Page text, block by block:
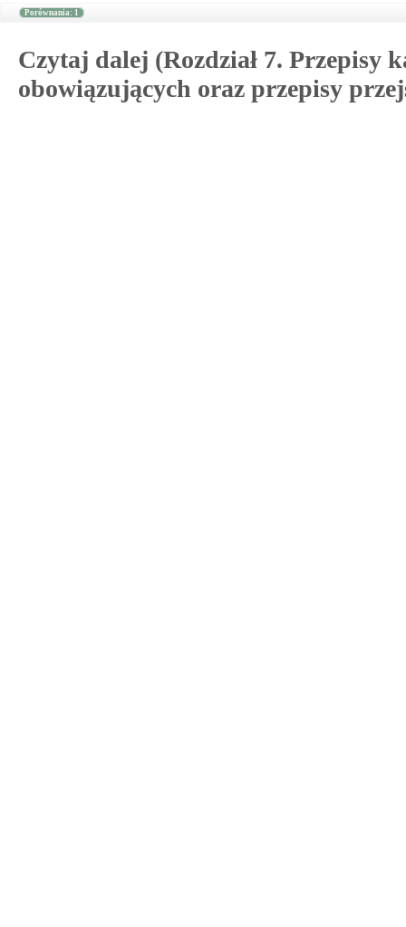
Porównania: 1
Czytaj dalej (Rozdział 7. Przepisy
obowiązujących oraz przepisy